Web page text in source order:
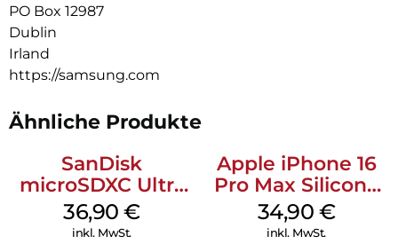
PO Box 12987
Dublin
Irland
https://samsung.com
Ähnliche Produkte
SanDisk
microSDXC Ultra
128 GB + Adapter
Mobile
36,90€
inkl. MwSt.
Apple iPhone 16
Pro Max Silicone
Case MagSafe
Denim
34,90 €
inkl. MwSt.